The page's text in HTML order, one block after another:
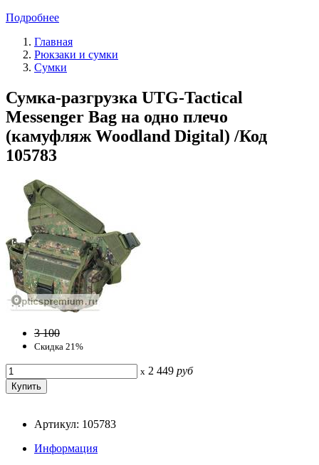
Подробнее
Главная
Рюкзаки и сумки
Сумки
Сумка-разгрузка UTG-Tactical
Messenger Bag на одно плечо
(камуфляж Woodland Digital) /Код
105783
3 100
Скидка 21%
x 2 449 руб
Артикул: 105783
Информация